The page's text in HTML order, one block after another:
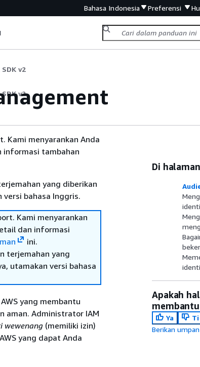
Bahasa Indonesia Preferensi
v2
v2
Kami menyarankan Anda
informasi tambahan
yang diberikan
bahasa Inggris.
Kami menyarankan
dan informasi
ini.
terjemahan yang
utamakan versi bahasa
yang membantu
aman. Administrator IAM
wewenang (memiliki izin)
yang dapat Anda
Di
Apakah
membantu
Ya
Berikan